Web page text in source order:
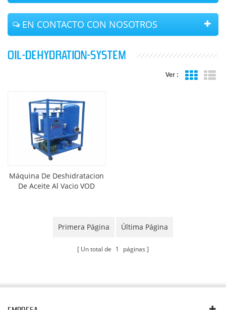
EN CONTACTO CON NOSOTROS
OIL-DEHYDRATION-SYSTEM
Ver :
Máquina De Deshidratacion
De Aceite Al Vacio VOD
Primera Página Última Página
Un total de 1 páginas